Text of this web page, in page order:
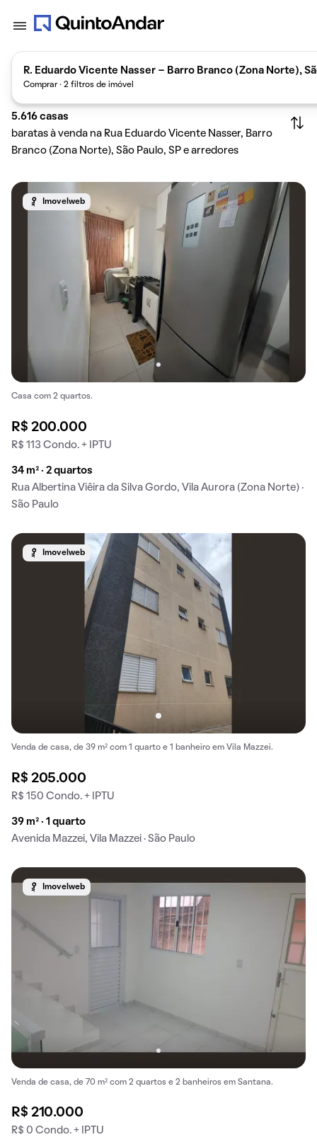
R. Eduardo Vicente Nasser - Barro Branco (Zona Norte),
Comprar · 2 filtros de imóvel
5.616 casas
baratas à venda na Rua Eduardo Vicente Nasser, Barro
Branco (Zona Norte), São Paulo, SP e arredores
Imovelweb
Casa com 2 quartos.
R$ 200.000
R$ 113 Condo. + IPTU
34 m² · 2 quartos
Rua Albertina Viêira da Silva Gordo, Vila Aurora (Zona Norte) ·
São Paulo
Imovelweb
Venda de casa, de 39 m² com 1 quarto e 1 banheiro em Vila Mazzei.
R$ 205.000
R$ 150 Condo. + IPTU
39 m² · 1 quarto
Avenida Mazzei, Vila Mazzei · São Paulo
Imovelweb
Venda de casa, de 70 m² com 2 quartos e 2 banheiros em Santana.
R$ 210.000
R$ 0 Condo. + IPTU